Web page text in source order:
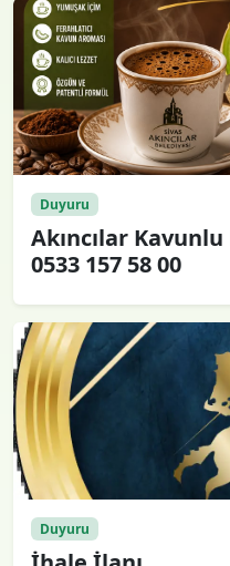
Duyuru
Akıncılar
0533 157 58 00
Duyuru